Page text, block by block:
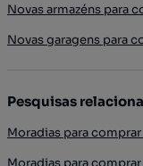
Novas armazéns para
Novas garagens para
Pesquisas
Moradias para
Moradias para